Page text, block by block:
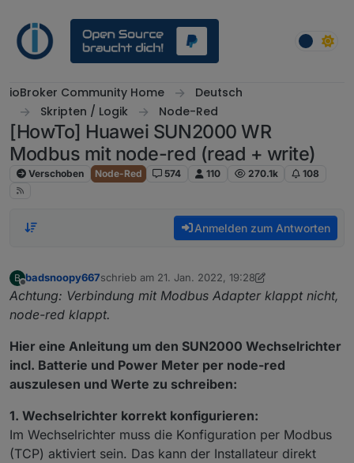
ioBroker Community Home
Deutsch
Skripten / Logik
Node-Red
[HowTo] Huawei SUN2000 WR
Modbus mit node-red (read + write)
Verschoben Node-Red 574 110 270.1k 108
Anmelden zum Antworten
B
Offline
badsnoopy667schrieb am 21. Jan. 2022, 19:28
zuletzt editiert von badsnoopy667
Achtung: Verbindung mit Modbus Adapter klappt nicht,
node-red klappt.
Hier eine Anleitung um den SUN2000 Wechselrichter
incl. Batterie und Power Meter per node-red
auszulesen und Werte zu schreiben:
1. Wechselrichter korrekt konfigurieren:
Im Wechselrichter muss die Konfiguration per Modbus
(TCP) aktiviert sein. Das kann der Installateur direkt